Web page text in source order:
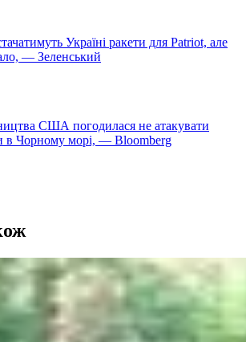
Україні ракети для Patriot, але
— Зеленський
США погодилася не атакувати
в Чорному морі, — Bloomberg